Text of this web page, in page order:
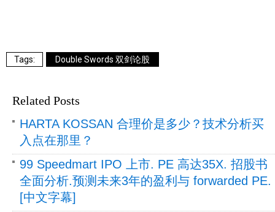
Double Swords 双剑论股
Related Posts
HARTA KOSSAN 合理价是多少？技术分析买
入点在那里？
99 Speedmart IPO 上市. PE 高达35X. 招股书
全面分析.预测未来3年的盈利与 forwarded PE.
[中文字幕]